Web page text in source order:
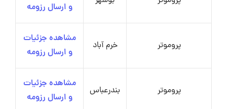
و ارسال رزومه
پروموتر خرم آباد
مشاهده جزئیات
و ارسال رزومه
پروموتر بندرعباس
مشاهده جزئیات
و ارسال رزومه